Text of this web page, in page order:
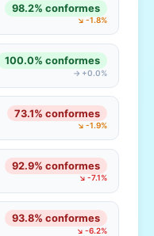
98.2% conformes
↘ -1.8%
100.0% conformes
→ +0.0%
73.1% conformes
↘ -1.9%
92.9% conformes
↘ -7.1%
93.8% conformes
↘ -6.2%